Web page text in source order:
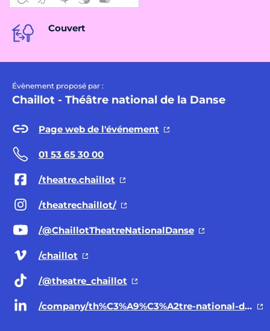
Couvert
Évènement proposé par :
Chaillot - Théâtre national de la Danse
Page web de l'événement
01 53 65 30 00
/theatre.chaillot
/theatrechaillot/
/@ChaillotTheatreNationalDanse
/chaillot
/@theatre _chaillot
/company/th%C3%A9%C3%A2tre-national-de-chaillot/posts/